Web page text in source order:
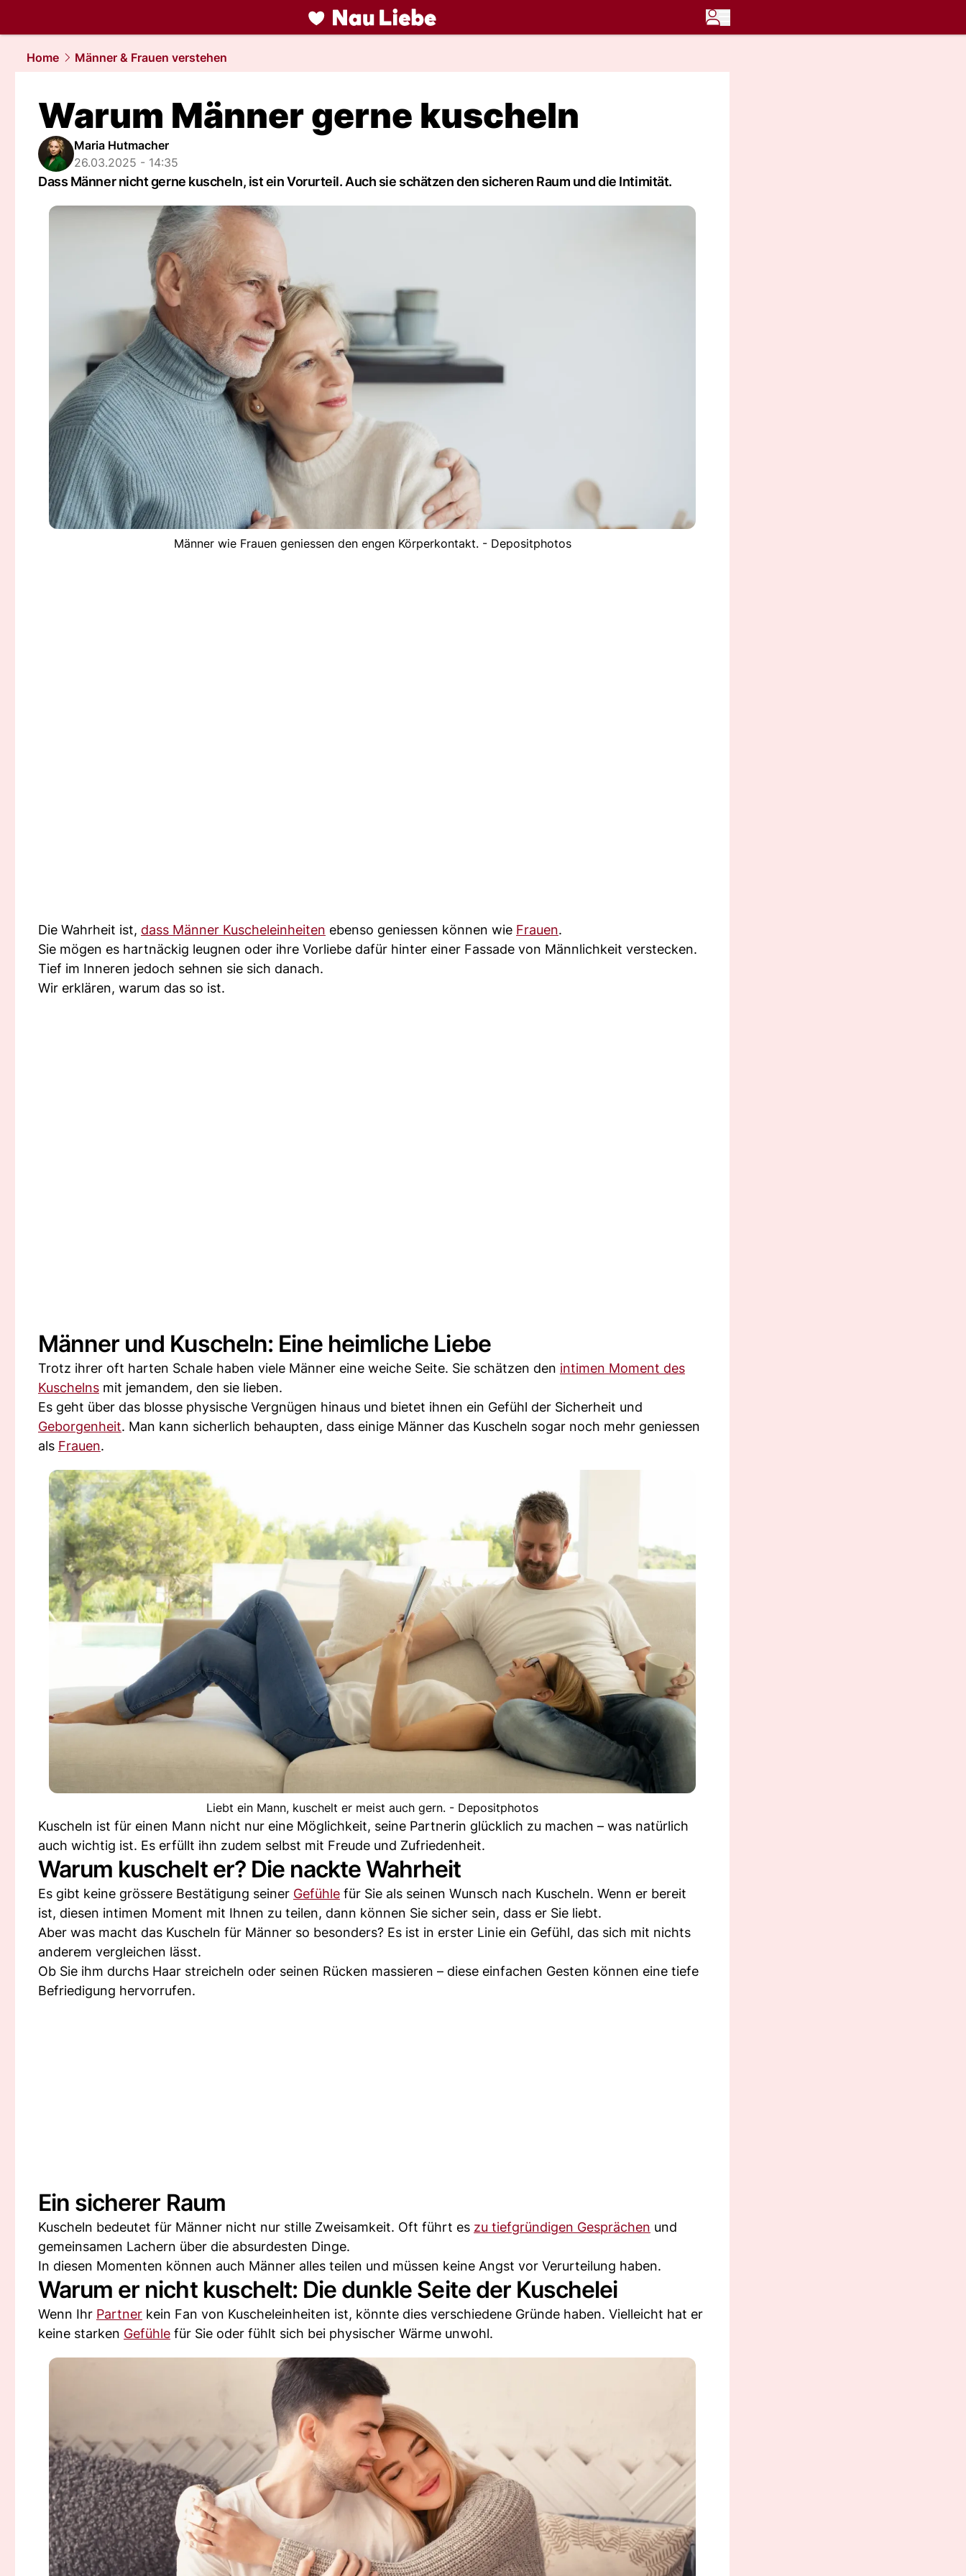
liebe.NAU.ch
Home
Männer & Frauen verstehen
Warum Männer gerne kuscheln
Maria Hutmacher
26.03.2025 - 14:35
Dass Männer nicht gerne kuscheln, ist ein Vorurteil. Auch sie schätzen den sicheren Raum und die Intimität.
Männer wie Frauen geniessen den engen Körperkontakt. - Depositphotos
Die Wahrheit ist, dass Männer Kuscheleinheiten ebenso geniessen können wie Frauen.
Sie mögen es hartnäckig leugnen oder ihre Vorliebe dafür hinter einer Fassade von Männlichkeit verstecken.
Tief im Inneren jedoch sehnen sie sich danach.
Wir erklären, warum das so ist.
Männer und Kuscheln: Eine heimliche Liebe
Trotz ihrer oft harten Schale haben viele Männer eine weiche Seite. Sie schätzen den intimen Moment des
Kuschelns mit jemandem, den sie lieben.
Es geht über das blosse physische Vergnügen hinaus und bietet ihnen ein Gefühl der Sicherheit und
Geborgenheit. Man kann sicherlich behaupten, dass einige Männer das Kuscheln sogar noch mehr geniessen
als Frauen.
Liebt ein Mann, kuschelt er meist auch gern. - Depositphotos
Kuscheln ist für einen Mann nicht nur eine Möglichkeit, seine Partnerin glücklich zu machen – was natürlich
auch wichtig ist. Es erfüllt ihn zudem selbst mit Freude und Zufriedenheit.
Warum kuschelt er? Die nackte Wahrheit
Es gibt keine grössere Bestätigung seiner Gefühle für Sie als seinen Wunsch nach Kuscheln. Wenn er bereit
ist, diesen intimen Moment mit Ihnen zu teilen, dann können Sie sicher sein, dass er Sie liebt.
Aber was macht das Kuscheln für Männer so besonders? Es ist in erster Linie ein Gefühl, das sich mit nichts
anderem vergleichen lässt.
Ob Sie ihm durchs Haar streicheln oder seinen Rücken massieren – diese einfachen Gesten können eine tiefe
Befriedigung hervorrufen.
Ein sicherer Raum
Kuscheln bedeutet für Männer nicht nur stille Zweisamkeit. Oft führt es zu tiefgründigen Gesprächen und
gemeinsamen Lachern über die absurdesten Dinge.
In diesen Momenten können auch Männer alles teilen und müssen keine Angst vor Verurteilung haben.
Warum er nicht kuschelt: Die dunkle Seite der Kuschelei
Wenn Ihr Partner kein Fan von Kuscheleinheiten ist, könnte dies verschiedene Gründe haben. Vielleicht hat er
keine starken Gefühle für Sie oder fühlt sich bei physischer Wärme unwohl.